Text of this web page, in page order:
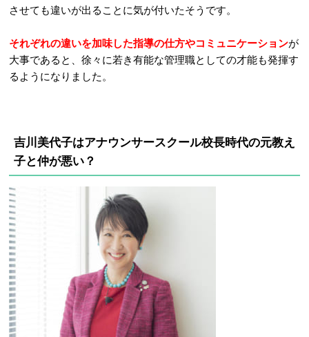
させても違いが出ることに気が付いたそうです。
それぞれの違いを加味した指導の仕方やコミュニケーションが
大事であると、徐々に若き有能な管理職としての才能も発揮す
るようになりました。
吉川美代子はアナウンサースクール校長時代の元教え
子と仲が悪い？